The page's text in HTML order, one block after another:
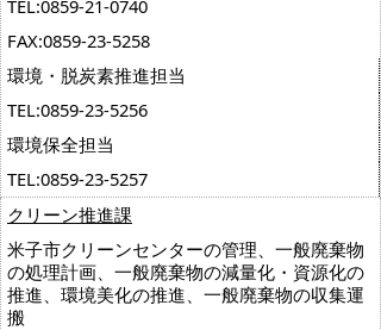
TEL:0859-21-0740
FAX:0859-23-5258
環境・脱炭素推進担当
TEL:0859-23-5256
環境保全担当
TEL:0859-23-5257
クリーン推進課
米子市クリーンセンターの管理、一般廃棄物
の処理計画、一般廃棄物の減量化・資源化の
推進、環境美化の推進、一般廃棄物の収集運
搬